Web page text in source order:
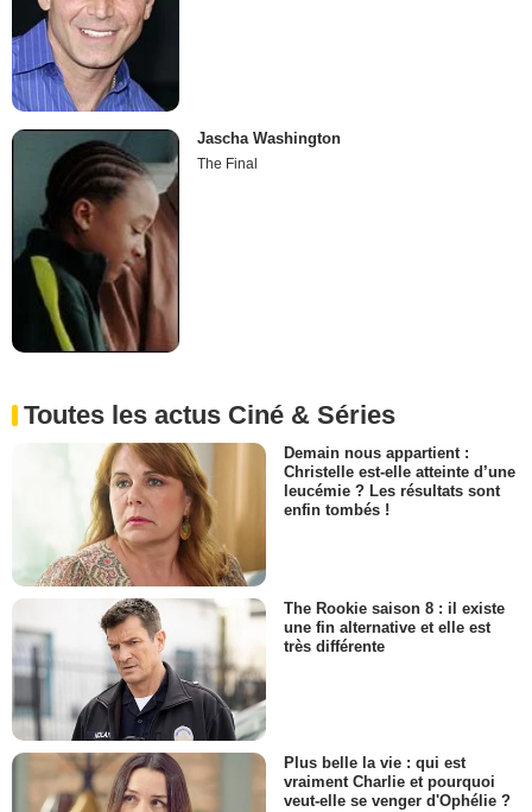
Jascha Washington
The Final
Toutes les actus Ciné & Séries
Demain nous appartient :
Christelle est-elle atteinte d’une
leucémie ? Les résultats sont
enfin tombés !
The Rookie saison 8 : il existe
une fin alternative et elle est
très différente
Plus belle la vie : qui est
vraiment Charlie et pourquoi
veut-elle se venger d'Ophélie ?